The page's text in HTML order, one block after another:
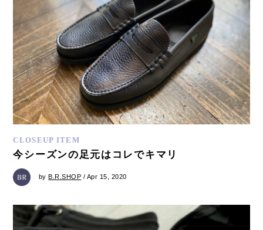
CLOSEUP ITEM
今シーズンの足元はコレでキマリ
byB.R.SHOP / Apr 15, 2020